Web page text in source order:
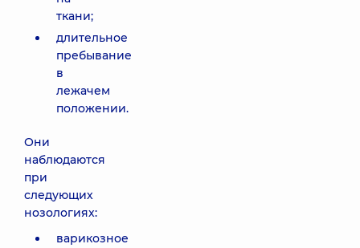
ткани;
длительное
пребывание
в
лежачем
положении.
Они
наблюдаются
при
следующих
нозологиях:
варикозное